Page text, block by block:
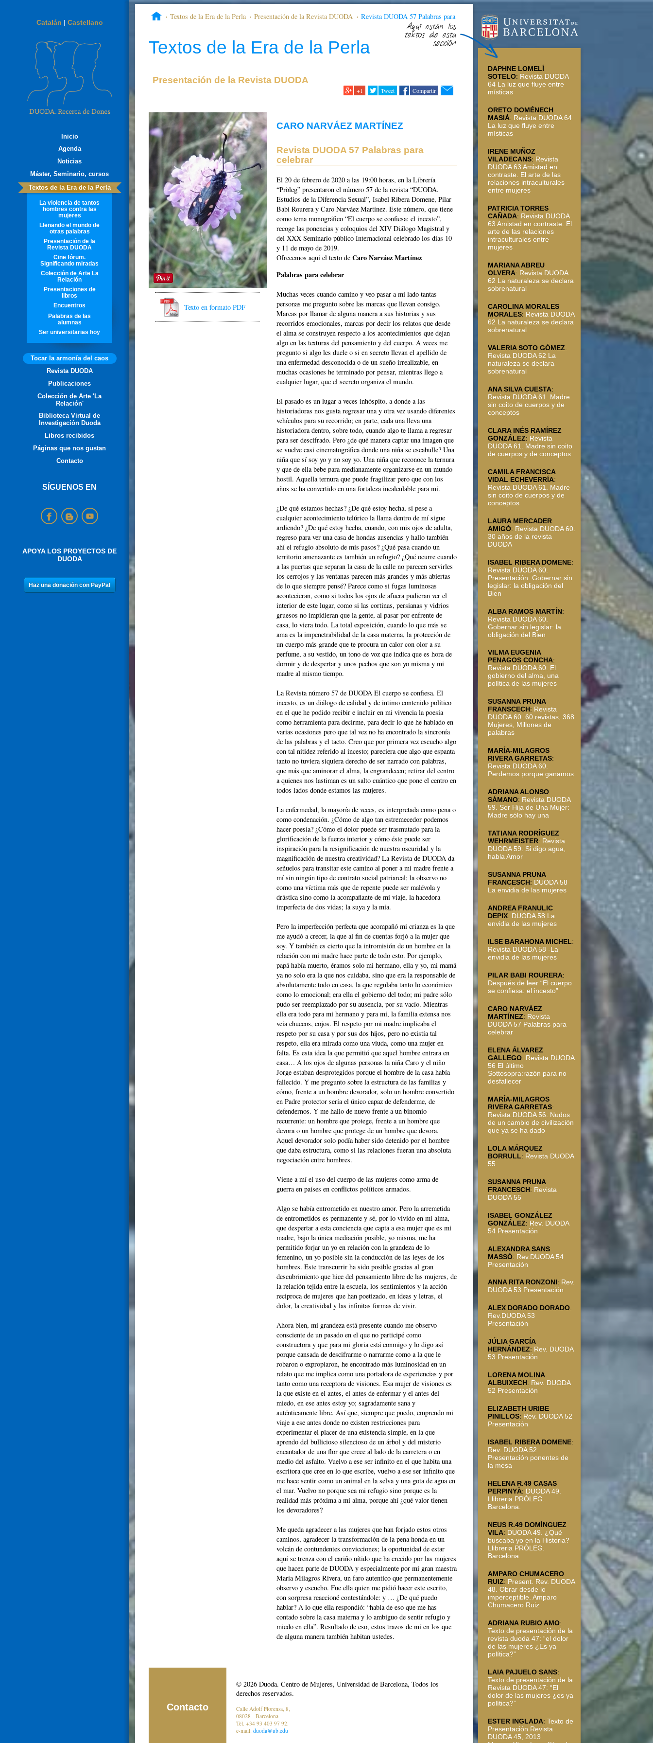
Catalán | Castellano
Inicio
Agenda
Noticias
Máster, Seminario, cursos
Textos de la Era de la Perla
La violencia de tantos
hombres contra las
mujeres
Llenando el mundo de
otras palabras
Presentación de la
Revista DUODA
Cine fórum.
Significando miradas
Colección de Arte La
Relación
Presentaciones de
libros
Encuentros
Palabras de las
alumnas
Ser universitarias hoy
Tocar la armonía del caos
Revista DUODA
Publicaciones
Colección de Arte 'La
Relación'
Biblioteca Virtual de
Investigación Duoda
Libros recibidos
Páginas que nos gustan
Contacto
SÍGUENOS EN
APOYA LOS PROYECTOS DE
DUODA
Textos de la Era de la Perla Presentación de la Revista DUODA
Revista DUODA 57 Palabras para
Aquí están los
textos de esta
sección
Textos de la Era de la Perla
Presentación de la Revista DUODA
+1 Tweet Compartir
Texto en formato PDF
CARO NARVÁEZ MARTÍNEZ
Revista DUODA 57 Palabras para
celebrar
El 20 de febrero de 2020 a las 19:00 horas, en la Librería
“Pròleg” presentaron el número 57 de la revista “DUODA.
Estudios de la Diferencia Sexual”, Isabel Ribera Domene, Pilar
Babi Rourera y Caro Narváez Martínez. Este número, que tiene
como tema monográfico “El cuerpo se confiesa: el incesto”,
recoge las ponencias y coloquios del XIV Diálogo Magistral y
del XXX Seminario público Internacional celebrado los días 10
y 11 de mayo de 2019.
Ofrecemos aquí el texto de Caro Narváez Martínez
Palabras para celebrar
Muchas veces cuando camino y veo pasar a mi lado tantas
personas me pregunto sobre las marcas que llevan consigo.
Marcas por llamar de alguna manera a sus historias y sus
recorridos emocionales, marcas por decir los relatos que desde
el alma se construyen respecto a los acontecimientos que dejan
algo en las texturas del pensamiento y del cuerpo. A veces me
pregunto si algo les duele o si en secreto llevan el apellido de
una enfermedad desconocida o de un sueño irrealizable, en
muchas ocasiones he terminado por pensar, mientras llego a
cualquier lugar, que el secreto organiza el mundo.
El pasado es un lugar a veces inhóspito, a donde a las
historiadoras nos gusta regresar una y otra vez usando diferentes
vehículos para su recorrido; en parte, cada una lleva una
historiadora dentro, sobre todo, cuando algo te llama a regresar
para ser descifrado. Pero ¿de qué manera captar una imagen que
se vuelve casi cinematográfica donde una niña se escabulle? Una
niña que sí soy yo y no soy yo. Una niña que reconoce la ternura
y que de ella bebe para medianamente organizarse en un mundo
hostil. Aquella ternura que puede fragilizar pero que con los
años se ha convertido en una fortaleza incalculable para mí.
¿De qué estamos hechas? ¿De qué estoy hecha, si pese a
cualquier acontecimiento telúrico la llama dentro de mí sigue
ardiendo? ¿De qué estoy hecha, cuando, con mis ojos de adulta,
regreso para ver una casa de hondas ausencias y hallo también
ahí el refugio absoluto de mis pasos? ¿Qué pasa cuando un
territorio amenazante es también un refugio? ¿Qué ocurre cuando
a las puertas que separan la casa de la calle no parecen servirles
los cerrojos y las ventanas parecen más grandes y más abiertas
de lo que siempre pensé? Parece como si fugas luminosas
acontecieran, como si todos los ojos de afuera pudieran ver el
interior de este lugar, como si las cortinas, persianas y vidrios
gruesos no impidieran que la gente, al pasar por enfrente de
casa, lo viera todo. La total exposición, cuando lo que más se
ama es la impenetrabilidad de la casa materna, la protección de
un cuerpo más grande que te procura un calor con olor a su
perfume, a su vestido, un tono de voz que indica que es hora de
dormir y de despertar y unos pechos que son yo misma y mi
madre al mismo tiempo.
La Revista número 57 de DUODA El cuerpo se confiesa. El
incesto, es un diálogo de calidad y de intimo contenido político
en el que he podido recibir e incluir en mi vivencia la poesía
como herramienta para decirme, para decir lo que he hablado en
varias ocasiones pero que tal vez no ha encontrado la sincronía
de las palabras y el tacto. Creo que por primera vez escucho algo
con tal nitidez referido al incesto; pareciera que algo que espanta
tanto no tuviera siquiera derecho de ser narrado con palabras,
que más que aminorar el alma, la engrandecen; retirar del centro
a quienes nos lastiman es un salto cuántico que pone el centro en
todos lados donde estamos las mujeres.
La enfermedad, la mayoría de veces, es interpretada como pena o
como condenación. ¿Cómo de algo tan estremecedor podemos
hacer poesía? ¿Cómo el dolor puede ser trasmutado para la
glorificación de la fuerza interior y cómo éste puede ser
inspiración para la resignificación de nuestra oscuridad y la
magnificación de nuestra creatividad? La Revista de DUODA da
señuelos para transitar este camino al poner a mi madre frente a
mí sin ningún tipo de contrato social patriarcal; la observo no
como una víctima más que de repente puede ser malévola y
drástica sino como la acompañante de mi viaje, la hacedora
imperfecta de dos vidas; la suya y la mía.
Pero la imperfección perfecta que acompañó mi crianza es la que
me ayudó a crecer, la que al fin de cuentas forjó a la mujer que
soy. Y también es cierto que la intromisión de un hombre en la
relación con mi madre hace parte de todo esto. Por ejemplo,
papá había muerto, éramos solo mi hermano, ella y yo, mi mamá
ya no solo era la que nos cuidaba, sino que era la responsable de
absolutamente todo en casa, la que regulaba tanto lo económico
como lo emocional; era ella el gobierno del todo; mi padre sólo
pudo ser reemplazado por su ausencia, por su vacío. Mientras
ella era todo para mi hermano y para mí, la familia extensa nos
veía chuecos, cojos. El respeto por mi madre implicaba el
respeto por su casa y por sus dos hijos, pero no existía tal
respeto, ella era mirada como una viuda, como una mujer en
falta. Es esta idea la que permitió que aquel hombre entrara en
casa… A los ojos de algunas personas la niña Caro y el niño
Jorge estaban desprotegidos porque el hombre de la casa había
fallecido. Y me pregunto sobre la estructura de las familias y
cómo, frente a un hombre devorador, solo un hombre convertido
en Padre protector sería el único capaz de defenderme, de
defendernos. Y me hallo de nuevo frente a un binomio
recurrente: un hombre que protege, frente a un hombre que
devora o un hombre que protege de un hombre que devora.
Aquel devorador solo podía haber sido detenido por el hombre
que daba estructura, como si las relaciones fueran una absoluta
negociación entre hombres.
Viene a mí el uso del cuerpo de las mujeres como arma de
guerra en países en conflictos políticos armados.
Algo se había entrometido en nuestro amor. Pero la arremetida
de entrometidos es permanente y sé, por lo vivido en mi alma,
que despertar a esta conciencia que capta a esa mujer que es mi
madre, bajo la única mediación posible, yo misma, me ha
permitido forjar un yo en relación con la grandeza de lo
femenino, un yo posible sin la conducción de las leyes de los
hombres. Este transcurrir ha sido posible gracias al gran
descubrimiento que hice del pensamiento libre de las mujeres, de
la relación tejida entre la escuela, los sentimientos y la acción
reciproca de mujeres que han poetizado, en ideas y letras, el
dolor, la creatividad y las infinitas formas de vivir.
Ahora bien, mi grandeza está presente cuando me observo
consciente de un pasado en el que no participé como
constructora y que para mi gloria está conmigo y lo digo así
porque cansada de descifrarme o narrarme como a la que le
robaron o expropiaron, he encontrado más luminosidad en un
relato que me implica como una portadora de experiencias y por
tanto como una receptora de visiones. Esa mujer de visiones es
la que existe en el antes, el antes de enfermar y el antes del
miedo, en ese antes estoy yo; sagradamente sana y
auténticamente libre. Así que, siempre que puedo, emprendo mi
viaje a ese antes donde no existen restricciones para
experimentar el placer de una existencia simple, en la que
aprendo del bullicioso silencioso de un árbol y del misterio
encantador de una flor que crece al lado de la carretera o en
medio del asfalto. Vuelvo a ese ser infinito en el que habita una
escritora que cree en lo que escribe, vuelvo a ese ser infinito que
me hace sentir como un animal en la selva y una gota de agua en
el mar. Vuelvo no porque sea mi refugio sino porque es la
realidad más próxima a mi alma, porque ahí ¿qué valor tienen
los devoradores?
Me queda agradecer a las mujeres que han forjado estos otros
caminos, agradecer la transformación de la pena honda en un
volcán de contundentes convicciones; la oportunidad de estar
aquí se trenza con el cariño nítido que ha crecido por las mujeres
que hacen parte de DUODA y especialmente por mi gran maestra
María Milagros Rivera, un faro autentico que permanentemente
observo y escucho. Fue ella quien me pidió hacer este escrito,
con sorpresa reaccioné contestándole: y … ¿De qué puedo
hablar? A lo que ella respondió: “habla de eso que me has
contado sobre la casa materna y lo ambiguo de sentir refugio y
miedo en ella”. Resultado de eso, estos trazos de mí en los que
de alguna manera también habitan ustedes.
Contacto
© 2026 Duoda. Centro de Mujeres, Universidad de Barcelona, Todos los
derechos reservados.
Calle Adolf Florensa, 8,
08028 - Barcelona
Tel. +34 93 403 97 92.
e-mail: duoda@ub.edu
DAPHNE LOMELÍ
SOTELO: Revista DUODA
64 La luz que fluye entre
místicas
ORETO DOMÉNECH
MASIÀ: Revista DUODA 64
La luz que fluye entre
místicas
IRENE MUÑOZ
VILADECANS: Revista
DUODA 63 Amistad en
contraste. El arte de las
relaciones intraculturales
entre mujeres
PATRICIA TORRES
CAÑADA: Revista DUODA
63 Amistad en contraste. El
arte de las relaciones
intraculturales entre
mujeres
MARIANA ABREU
OLVERA: Revista DUODA
62 La naturaleza se declara
sobrenatural
CAROLINA MORALES
MORALES: Revista DUODA
62 La naturaleza se declara
sobrenatural
VALERIA SOTO GÓMEZ:
Revista DUODA 62 La
naturaleza se declara
sobrenatural
ANA SILVA CUESTA:
Revista DUODA 61. Madre
sin coito de cuerpos y de
conceptos
CLARA INÉS RAMÍREZ
GONZÁLEZ: Revista
DUODA 61. Madre sin coito
de cuerpos y de conceptos
CAMILA FRANCISCA
VIDAL ECHEVERRÍA:
Revista DUODA 61. Madre
sin coito de cuerpos y de
conceptos
LAURA MERCADER
AMIGÓ: Revista DUODA 60.
30 años de la revista
DUODA
ISABEL RIBERA DOMENE:
Revista DUODA 60.
Presentación. Gobernar sin
legislar: la obligación del
Bien
ALBA RAMOS MARTÍN:
Revista DUODA 60.
Gobernar sin legislar: la
obligación del Bien
VILMA EUGENIA
PENAGOS CONCHA:
Revista DUODA 60. El
gobierno del alma, una
política de las mujeres
SUSANNA PRUNA
FRANSCECH: Revista
DUODA 60. 60 revistas, 368
Mujeres, Millones de
palabras
MARÍA-MILAGROS
RIVERA GARRETAS:
Revista DUODA 60.
Perdemos porque ganamos
ADRIANA ALONSO
SÁMANO: Revista DUODA
59. Ser Hija de Una Mujer:
Madre sólo hay una
TATIANA RODRÍGUEZ
WEHRMEISTER: Revista
DUODA 59. Si digo agua,
habla Amor
SUSANNA PRUNA
FRANCESCH: DUODA 58
La envidia de las mujeres
ANDREA FRANULIC
DEPIX: DUODA 58 La
envidia de las mujeres
ILSE BARAHONA MICHEL:
Revista DUODA 58 -La
envidia de las mujeres
PILAR BABI ROURERA:
Después de leer “El cuerpo
se confiesa: el incesto”
CARO NARVÁEZ
MARTÍNEZ: Revista
DUODA 57 Palabras para
celebrar
ELENA ÁLVAREZ
GALLEGO: Revista DUODA
56 El último
Sottosopra:razón para no
desfallecer
MARÍA-MILAGROS
RIVERA GARRETAS:
Revista DUODA 56: Nudos
de un cambio de civilización
que ya se ha dado
LOLA MÁRQUEZ
BORRULL: Revista DUODA
55
SUSANNA PRUNA
FRANCESCH: Revista
DUODA 55
ISABEL GONZÁLEZ
GONZÁLEZ: Rev. DUODA
54 Presentación
ALEXANDRA SANS
MASSÓ: Rev.DUODA 54
Presentación
ANNA RITA RONZONI: Rev.
DUODA 53 Presentación
ALEX DORADO DORADO:
Rev.DUODA 53
Presentación
JÚLIA GARCÍA
HERNÁNDEZ: Rev. DUODA
53 Presentación
LORENA MOLINA
ALBUIXECH: Rev. DUODA
52 Presentación
ELIZABETH URIBE
PINILLOS: Rev. DUODA 52
Presentación
ISABEL RIBERA DOMENE:
Rev. DUODA 52
Presentación ponentes de
la mesa
HELENA R.49 CASAS
PERPINYÀ: DUODA 49.
Llibreria PRÒLEG.
Barcelona.
NEUS R.49 DOMÍNGUEZ
VILA: DUODA 49. ¿Qué
buscaba yo en la Historia?
Llibreria PRÒLEG.
Barcelona
AMPARO CHUMACERO
RUIZ: Present. Rev. DUODA
48. Obrar desde lo
imperceptible. Amparo
Chumacero Ruiz
ADRIANA RUBIO AMO:
Texto de presentación de la
revista duoda 47: “el dolor
de las mujeres ¿Es ya
política?”
LAIA PAJUELO SANS:
Texto de presentación de la
Revista DUODA 47: “El
dolor de las mujeres ¿es ya
política?”
ESTER INGLADA:Texto de
Presentación Revista
DUODA 45, 2013